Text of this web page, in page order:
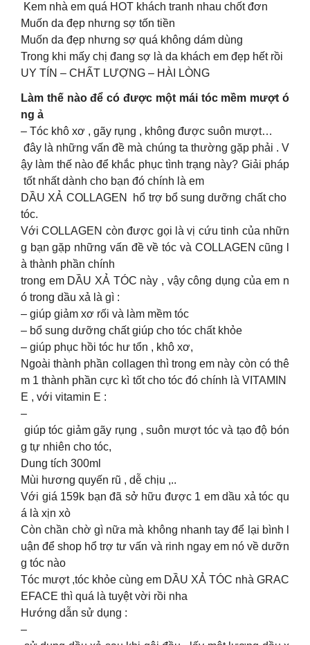
Kem nhà em quá HOT khách tranh nhau chốt đơn
Muốn da đẹp nhưng sợ tốn tiền
Muốn da đẹp nhưng sợ quá không dám dùng
Trong khi mấy chị đang sợ là da khách em đẹp hết rồi
UY TÍN – CHẤT LƯỢNG – HÀI LÒNG
Làm thế nào để có được một mái tóc mềm mượt ó
ng ả
– Tóc khô xơ , gãy rụng , không được suôn mượt…
đây là những vấn đề mà chúng ta thường gặp phải . V
ậy làm thế nào để khắc phục tình trạng này? Giải pháp
tốt nhất dành cho bạn đó chính là em
DẦU XẢ COLLAGEN hổ trợ bổ sung dưỡng chất cho
tóc.
Với COLLAGEN còn được gọi là vị cứu tinh của nhữn
g bạn gặp những vấn đề về tóc và COLLAGEN cũng l
à thành phần chính
trong em DẦU XẢ TÓC này , vậy công dụng của em n
ó trong dầu xả là gì :
– giúp giảm xơ rối và làm mềm tóc
– bổ sung dưỡng chất giúp cho tóc chất khỏe
– giúp phục hồi tóc hư tổn , khô xơ,
Ngoài thành phần collagen thì trong em này còn có thê
m 1 thành phần cực kì tốt cho tóc đó chính là VITAMIN
E , với vitamin E :
–
giúp tóc giảm gãy rụng , suôn mượt tóc và tạo độ bón
g tự nhiên cho tóc,
Dung tích 300ml
Mùi hương quyến rũ , dễ chịu ,..
Với giá 159k bạn đã sở hữu được 1 em dầu xả tóc qu
á là xịn xò
Còn chần chờ gì nữa mà không nhanh tay để lại bình l
uận để shop hổ trợ tư vấn và rinh ngay em nó về dưỡn
g tóc nào
Tóc mượt ,tóc khỏe cùng em DẦU XẢ TÓC nhà GRAC
EFACE thì quá là tuyệt vời rồi nha
Hướng dẫn sử dụng :
–